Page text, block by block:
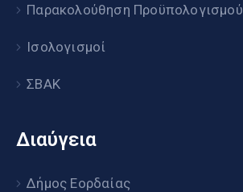
Παρακολούθηση Προϋπολογισμού
Ισολογισμοί
ΣΒΑΚ
Διαύγεια
Δήμος Εορδαίας